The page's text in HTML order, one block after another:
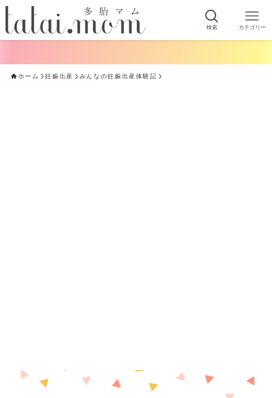
検索 カテゴリー
ホーム 妊娠出産 みんなの妊娠出産体験記